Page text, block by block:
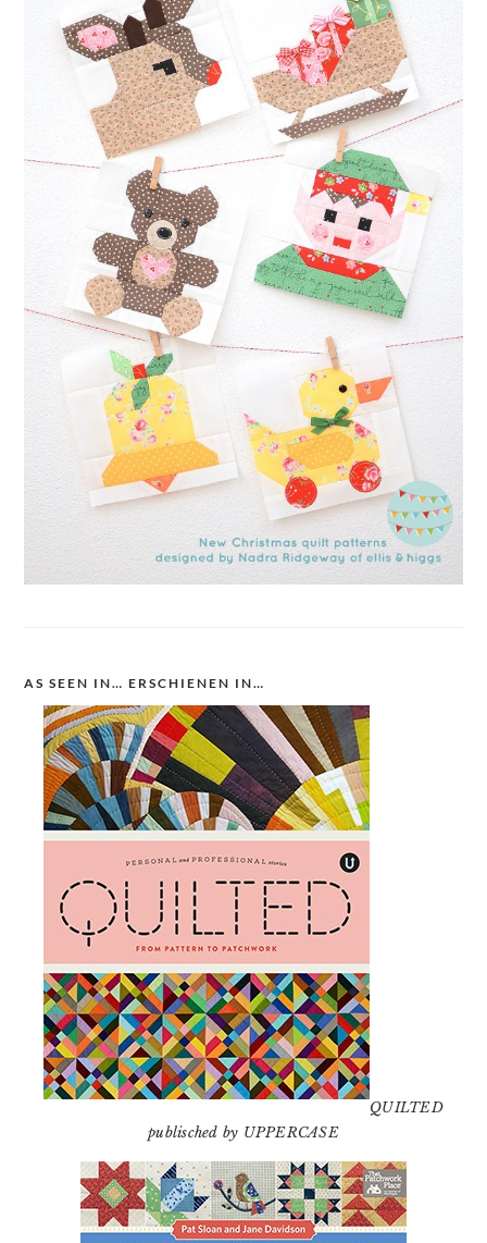
AS SEEN IN… ERSCHIENEN IN…
QUILTED
publisched by UPPERCASE